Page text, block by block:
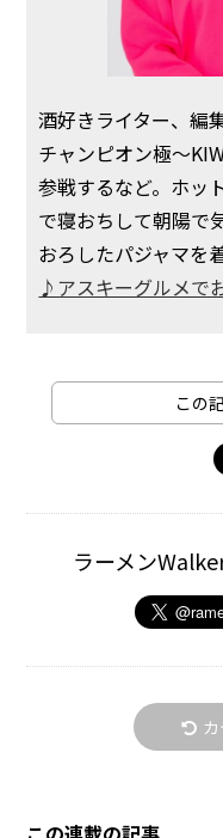
酒好きライター、編
チャンピオン極～
参戦するなど。ホッ
で寝おちして朝陽で
おろしたパジャマを
♪アスキーグルメで
この
ラーメン